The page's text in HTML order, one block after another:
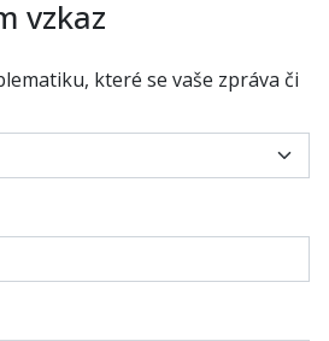
vzkaz
které se vaše zpráva či